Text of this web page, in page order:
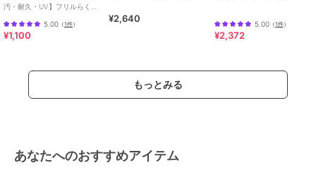
汚・耐久・UV】フリルらくら
ズ】【女の子】
5.00 （1件）
¥1,100
¥2,640 5.00（1件）
¥2,372
もっとみる
あなたへのおすすめアイテム